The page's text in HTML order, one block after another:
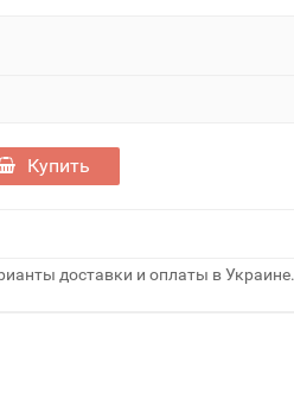
Купить
доставки и оплаты в Украине.